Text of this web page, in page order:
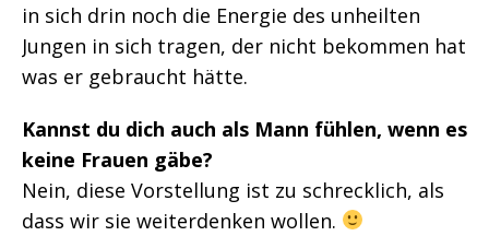
in sich drin noch die Energie des unheilten
Jungen in sich tragen, der nicht bekommen hat
was er gebraucht hätte.
Kannst du dich auch als Mann fühlen, wenn es
keine Frauen gäbe?
Nein, diese Vorstellung ist zu schrecklich, als
dass wir sie weiterdenken wollen.